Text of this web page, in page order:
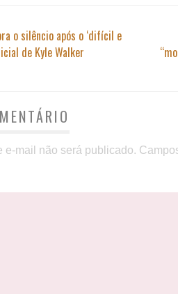
o silêncio após o ‘difícil e
de Kyle Walker
e-mail não será publicado.